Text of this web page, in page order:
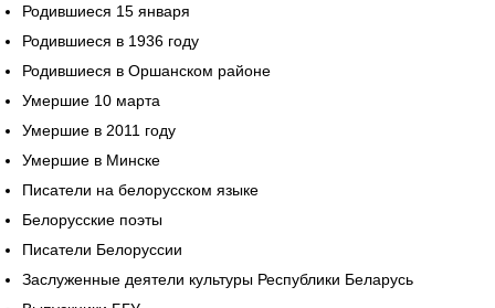
Родившиеся 15 января
Родившиеся в 1936 году
Родившиеся в Оршанском районе
Умершие 10 марта
Умершие в 2011 году
Умершие в Минске
Писатели на белорусском языке
Белорусские поэты
Писатели Белоруссии
Заслуженные деятели культуры Республики Беларусь